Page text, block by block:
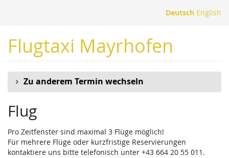
springen
Deutsch English
Flugtaxi Mayrhofen
Zu anderem Termin wechseln
Flug
Pro Zeitfenster sind maximal 3 Flüge möglich!
Für mehrere Flüge oder kurzfristige Reservierungen
kontaktiere uns bitte telefonisch unter +43 664 20 55 011.